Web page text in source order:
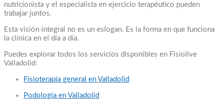
nutricionista y el especialista en ejercicio terapéutico pueden
trabajar juntos.
Esta visión integral no es un eslogan. Es la forma en que funciona
la clínica en el día a día.
Puedes explorar todos los servicios disponibles en Fisiolive
Valladolid:
Fisioterapia general en Valladolid
Podología en Valladolid